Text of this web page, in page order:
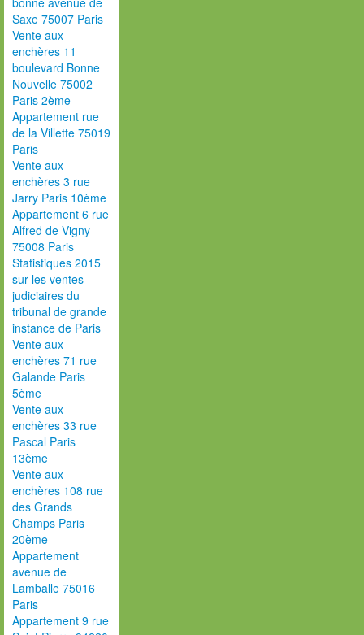
Saxe 75007 Paris
Vente aux
enchères 11
boulevard Bonne
Nouvelle 75002
Paris 2ème
Appartement rue
de la Villette 75019
Paris
Vente aux
enchères 3 rue
Jarry Paris 10ème
Appartement 6 rue
Alfred de Vigny
75008 Paris
Statistiques 2015
sur les ventes
judiciaires du
tribunal de grande
instance de Paris
Vente aux
enchères 71 rue
Galande Paris
5ème
Vente aux
enchères 33 rue
Pascal Paris
13ème
Vente aux
enchères 108 rue
des Grands
Champs Paris
20ème
Appartement
avenue de
Lamballe 75016
Paris
Appartement 9 rue